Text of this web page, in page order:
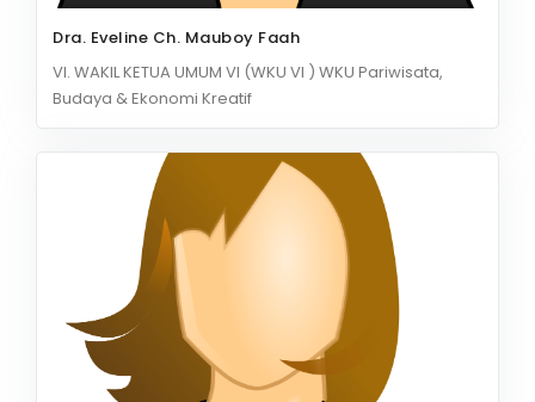
Dra. Eveline Ch. Mauboy Faah
VI. WAKIL KETUA UMUM VI (WKU VI ) WKU Pariwisata,
Budaya & Ekonomi Kreatif